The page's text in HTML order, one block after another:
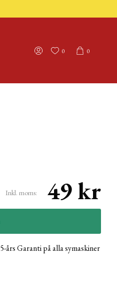
0
0
Inkl. moms: 49 kr
5-års Garanti på alla symaskiner